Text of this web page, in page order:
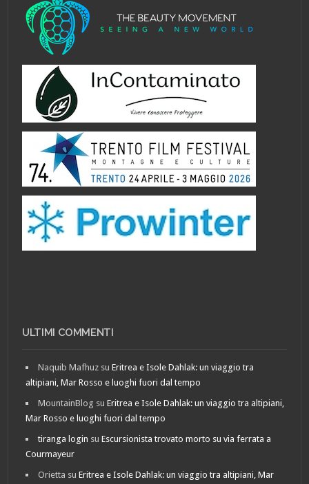
ULTIMI COMMENTI
Naquib Mafhuz suEritrea e Isole Dahlak: un viaggio tra
altipiani, Mar Rosso e luoghi fuori dal tempo
MountainBlog suEritrea e Isole Dahlak: un viaggio tra altipiani,
Mar Rosso e luoghi fuori dal tempo
tiranga login suEscursionista trovato morto su via ferrata a
Courmayeur
Orietta suEritrea e Isole Dahlak: un viaggio tra altipiani, Mar